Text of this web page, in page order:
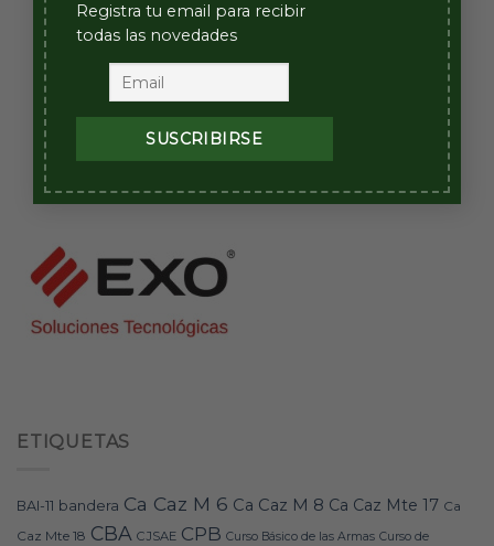
Registra tu email para recibir
todas las novedades
ETIQUETAS
BAI-11 bandera Ca Caz M 6 Ca Caz M 8 Ca Caz Mte 17 Ca
Caz Mte 18 CBA CJSAE CPB Curso Básico de las Armas Curso de